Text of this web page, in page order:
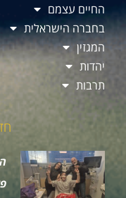
החיים עצמם
בחברה הישראלית
המגזין
יהדות
תרבות